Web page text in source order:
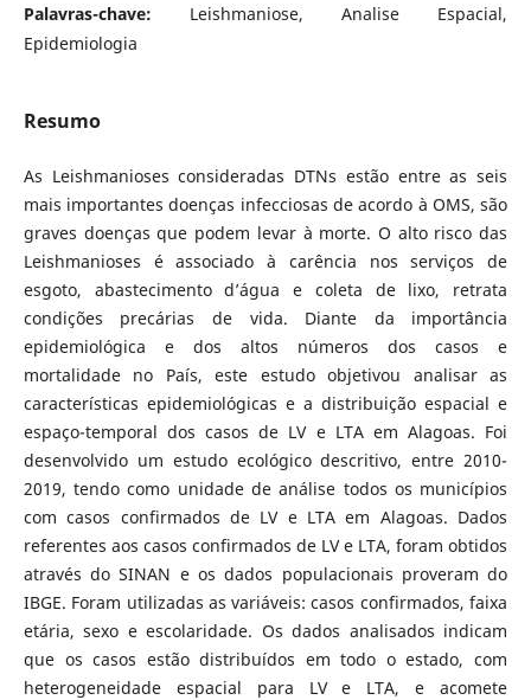
Palavras-chave: Leishmaniose, Analise Espacial,
Epidemiologia
Resumo
As Leishmanioses consideradas DTNs estão entre as seis
mais importantes doenças infecciosas de acordo à OMS, são
graves doenças que podem levar à morte. O alto risco das
Leishmanioses é associado à carência nos serviços de
esgoto, abastecimento d’água e coleta de lixo, retrata
condições precárias de vida. Diante da importância
epidemiológica e dos altos números dos casos e
mortalidade no País, este estudo objetivou analisar as
características epidemiológicas e a distribuição espacial e
espaço-temporal dos casos de LV e LTA em Alagoas. Foi
desenvolvido um estudo ecológico descritivo, entre 2010-
2019, tendo como unidade de análise todos os municípios
com casos confirmados de LV e LTA em Alagoas. Dados
referentes aos casos confirmados de LV e LTA, foram obtidos
através do SINAN e os dados populacionais proveram do
IBGE. Foram utilizadas as variáveis: casos confirmados, faixa
etária, sexo e escolaridade. Os dados analisados indicam
que os casos estão distribuídos em todo o estado, com
heterogeneidade espacial para LV e LTA, e acomete